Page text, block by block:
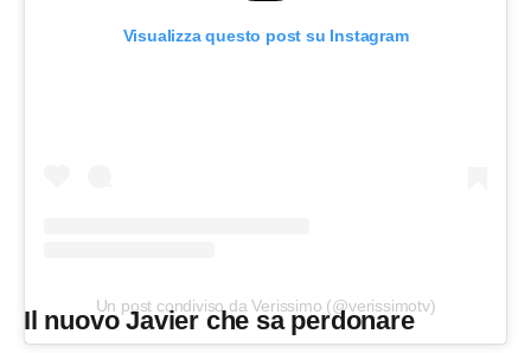
Visualizza questo post su Instagram
Un post condiviso da Verissimo (@verissimotv)
Il nuovo Javier che sa perdonare